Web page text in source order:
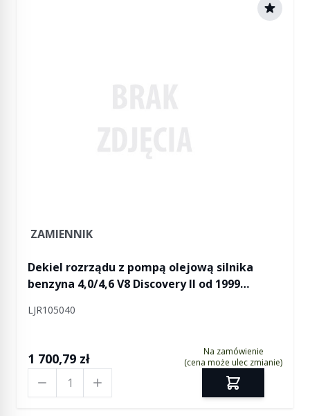
ZAMIENNIK
Dekiel rozrządu z pompą olejową silnika
benzyna 4,0/4,6 V8 Discovery II od 1999
P38 od 1999 (VIN:XA426594)
LJR105040
1 700,79 zł
Na zamówienie
(cena może ulec zmianie)